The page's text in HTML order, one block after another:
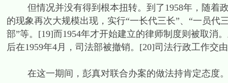
但情况并没有得到根本扭转。到了1958年，随着
的现象再次大规模出现，实行“一长代三长”、“一员代
部”等。[19]而1954年才开始建立的律师制度则被取消
后在1959年4月，司法部被撤销。[20]司法行政工作交
在这一期间，彭真对联合办案的做法持肯定态度。